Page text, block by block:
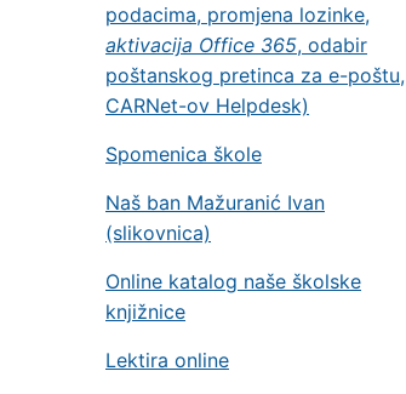
podacima, promjena lozinke,
aktivacija Office 365, odabir
poštanskog pretinca za e-poštu,
CARNet-ov Helpdesk)
Spomenica škole
Naš ban Mažuranić Ivan
(slikovnica)
Online katalog naše školske
knjižnice
Lektira online